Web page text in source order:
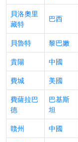
貝洛奧里
藏特
巴西
貝魯特 黎巴嫩
貴陽
中國
費城
美國
費薩拉巴
德
巴基斯
坦
贛州 中國